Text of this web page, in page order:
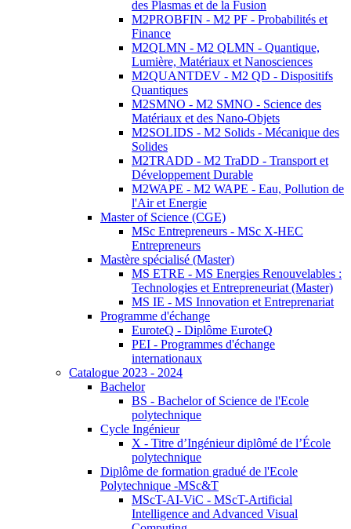
des Plasmas et de la Fusion
M2PROBFIN - M2 PF - Probabilités et
Finance
M2QLMN - M2 QLMN - Quantique,
Lumière, Matériaux et Nanosciences
M2QUANTDEV - M2 QD - Dispositifs
Quantiques
M2SMNO - M2 SMNO - Science des
Matériaux et des Nano-Objets
M2SOLIDS - M2 Solids - Mécanique des
Solides
M2TRADD - M2 TraDD - Transport et
Développement Durable
M2WAPE - M2 WAPE - Eau, Pollution de
l'Air et Energie
Master of Science (CGE)
MSc Entrepreneurs - MSc X-HEC
Entrepreneurs
Mastère spécialisé (Master)
MS ETRE - MS Energies Renouvelables :
Technologies et Entrepreneuriat (Master)
MS IE - MS Innovation et Entreprenariat
Programme d'échange
EuroteQ - Diplôme EuroteQ
PEI - Programmes d'échange
internationaux
Catalogue 2023 - 2024
Bachelor
BS - Bachelor of Science de l'Ecole
polytechnique
Cycle Ingénieur
X - Titre d’Ingénieur diplômé de l’École
polytechnique
Diplôme de formation gradué de l'Ecole
Polytechnique -MSc&T
MScT-AI-ViC - MScT-Artificial
Intelligence and Advanced Visual